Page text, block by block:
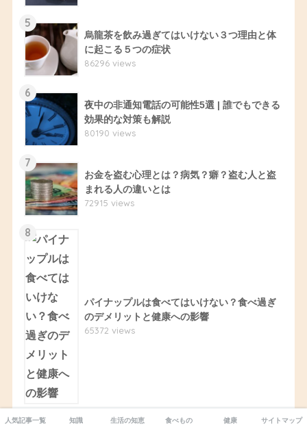
5
烏龍茶を飲み過ぎてはいけない３つ理由と体
に起こる５つの症状
86296 views
6
夜中の非通知電話の可能性5選 | 誰でもできる
効果的な対策も解説
80190 views
7
お金を盗む心理とは？病気？癖？盗む人と盗
まれる人の違いとは
72915 views
8
パイナップルは食べてはいけない？食べ過ぎ
のデメリットと健康への影響
65372 views
9
人気記事一覧 知識 生活の知恵 食べもの 健康 サイトマップ